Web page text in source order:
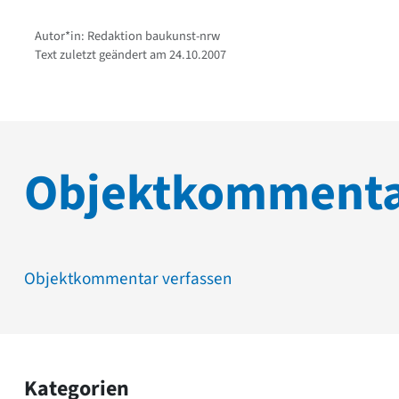
Autor*in: Redaktion baukunst-nrw
Text zuletzt geändert am 24.10.2007
Objektkommentar verfassen
Kategorien